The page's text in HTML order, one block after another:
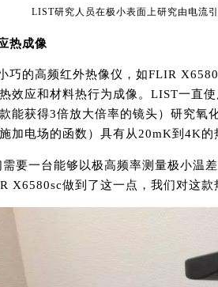
LIST研究人员在极小表面上研究由电流
热成像
巧的高频红外热像仪，如FLIR
效应和材料热行为成像。LIST一直
能获得3倍放大倍率的镜头）研究氧
施加电场的函数）具有从20mK到4K
需要一台能够以极高频率测量极小温
X6580sc做到了这一点，我们对这